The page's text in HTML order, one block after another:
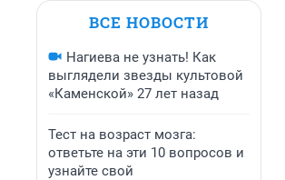
ВСЕ НОВОСТИ
Нагиева не узнать! Как
выглядели звезды культовой
«Каменской» 27 лет назад
Тест на возраст мозга:
ответьте на эти 10 вопросов и
узнайте свой